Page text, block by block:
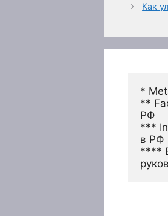
Как
*
**
РФ
***
в РФ
****